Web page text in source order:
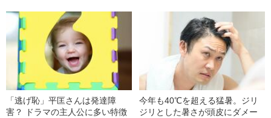
「逃げ恥」平匡さんは発達障
害？ ドラマの主人公に多い特徴
今年も40℃を超える猛暑。ジリ
ジリとした暑さが頭皮にダメー